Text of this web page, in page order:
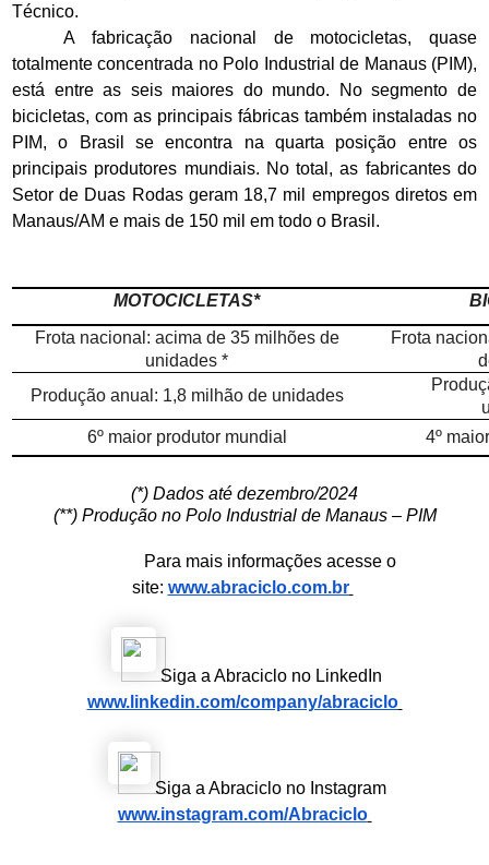
Técnico.
A fabricação nacional de motocicletas, quase
totalmente concentrada no Polo Industrial de Manaus (PIM),
está entre as seis maiores do mundo. No segmento de
bicicletas, com as principais fábricas também instaladas no
PIM, o Brasil se encontra na quarta posição entre os
principais produtores mundiais. No total, as fabricantes do
Setor de Duas Rodas geram 18,7 mil empregos diretos em
Manaus/AM e mais de 150 mil em todo o Brasil.
MOTOCICLETAS*
Frota nacional: acima de 35 milhões de
unidades *
Frota
Produção anual: 1,8 milhão de unidades
6º maior produtor mundial
4º
(*) Dados até dezembro/2024
(**) Produção no Polo Industrial de Manaus – PIM
Para mais informações acesse o
site: www.abraciclo.com.br
Siga a Abraciclo no LinkedIn
www.linkedin.com/company/abraciclo
Siga a Abraciclo no Instagram
www.instagram.com/Abraciclo